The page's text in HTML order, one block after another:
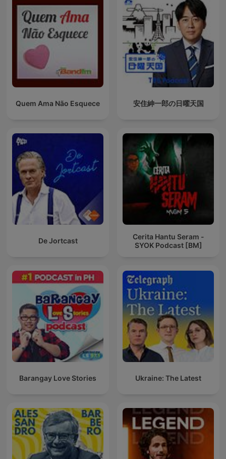
Quem Ama Não Esquece 安住紳一郎の日曜天国
De Jortcast
Cerita Hantu Seram -
SYOK Podcast [BM]
Barangay Love Stories Ukraine: The Latest